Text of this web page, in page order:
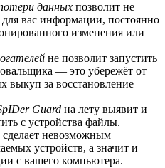
данных позволит не
вас информации, постоянно
изменения или
не позволит запустить
— это убережёт от
выкуп за восстановление
Guard на лету выявит и
с устройства файлы.
сделает невозможным
устройств, а значит и
с вашего компьютера.